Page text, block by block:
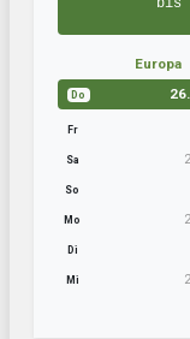
bis
Europa
Do
Fr
Sa
So
Mo
Di
Mi